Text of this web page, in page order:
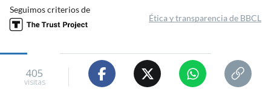
Seguimos criterios de
Ética y transparencia de BBCL
405
visitas